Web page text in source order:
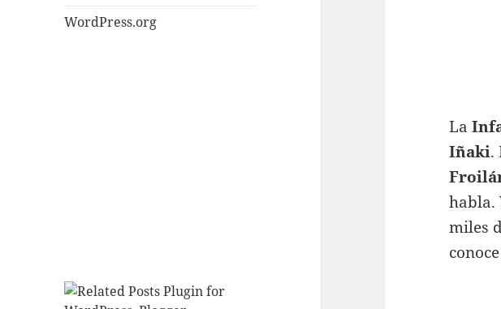
WordPress.org
La
Iñaki.
habla.
miles